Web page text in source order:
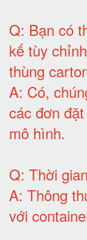
Q: Bạn có
kế tùy
thùng
A: Có,
các đơn
mô hình.
Q: Thời
A: Thông
với